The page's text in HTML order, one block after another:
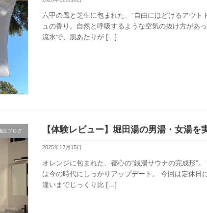
六甲の風と芝生に包まれた、“自由にほどけるアウ
ュの香り。自然と呼吸するような空気の抜け方があ
流水で、肌あたりが […]
設ブログ 【体験レビュー】堀田湯の男湯・女湯
2025年12月15日
オレンジに包まれた、都心の“銭湯サウナの完成形”
は今の時代にしっかりアップデート。 今回は定休
違いまでじっくり比 […]